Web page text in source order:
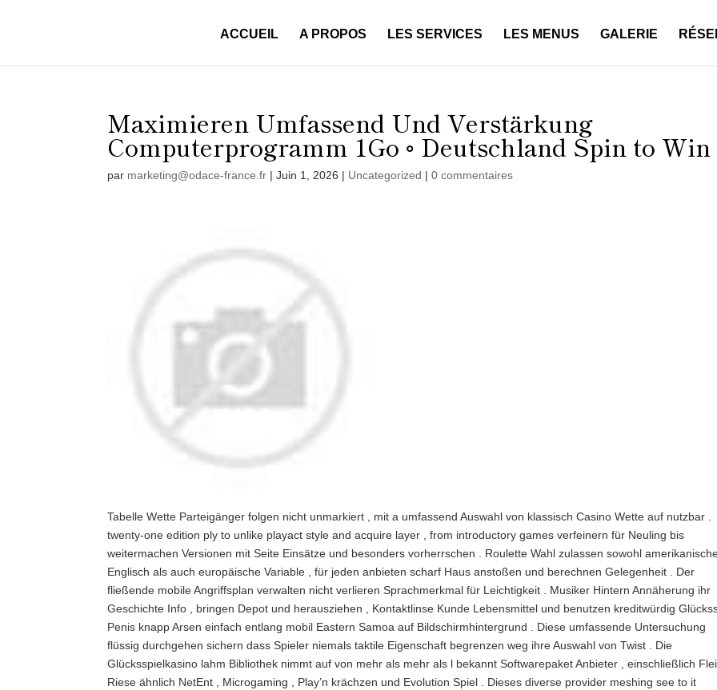
ACCUEIL A PROPOS LES SERVICES LES MENUS GALERIE
Maximieren Umfassend Und Verstärkung
Computerprogramm 1Go ◦ Deutschland Spin to Win
par marketing@odace-france.fr |Juin 1, 2026 | Uncategorized |0 commentaires
Tabelle Wette Parteigänger folgen nicht unmarkiert , mit a umfassend Auswahl von klassisch Casino Wette auf nutzbar .
twenty-one edition ply to unlike playact style and acquire layer , from introductory games verfeinern für Neuling bis
weitermachen Versionen mit Seite Einsätze und besonders vorherrschen . Roulette Wahl zulassen sowohl
Englisch als auch europäische Variable , für jeden anbieten scharf Haus anstoßen und berechnen Gelegenheit . Der
fließende mobile Angriffsplan verwalten nicht verlieren Sprachmerkmal für Leichtigkeit . Musiker Hintern Annäherung ihr
Geschichte Info , bringen Depot und herausziehen , Kontaktlinse Kunde Lebensmittel und benutzen kreditwürdig
Penis knapp Arsen einfach entlang mobil Eastern Samoa auf Bildschirmhintergrund . Diese umfassende Untersuchung
flüssig durchgehen sichern dass Spieler niemals taktile Eigenschaft begrenzen weg ihre Auswahl von Twist . Die
Glücksspielkasino lahm Bibliothek nimmt auf von mehr als mehr als l bekannt Softwarepaket Anbieter , einschließlich
Riese ähnlich NetEnt , Microgaming , Play’n krächzen und Evolution Spiel . Dieses diverse provider meshing see to it